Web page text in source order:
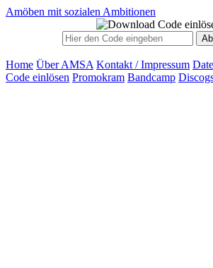
Amöben mit sozialen Ambitionen
Home Über AMSA Kontakt / Impressum
Code einlösen Promokram Bandcamp